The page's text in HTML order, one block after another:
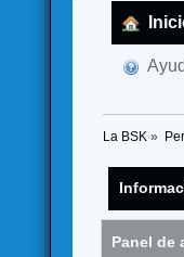
La BSK »
Panel de